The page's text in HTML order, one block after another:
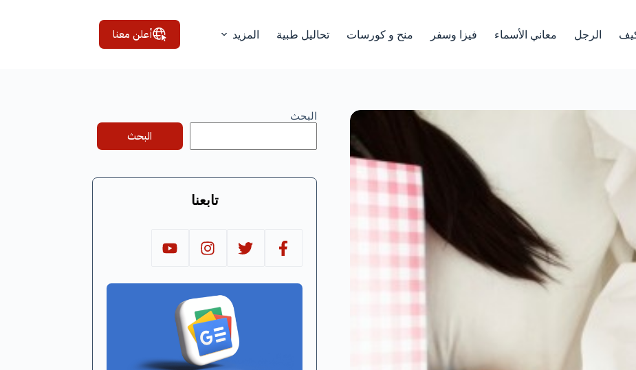
الرجل معاني الأسماء فيزا وسفر منح و كورسات تحاليل طبية المزيد أعلن معنا
البحث
البحث
تابعنا